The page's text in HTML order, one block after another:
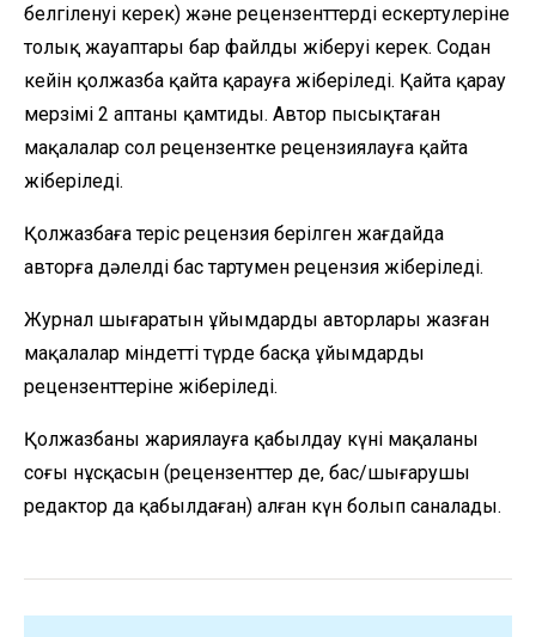
белгіленуі керек) және рецензенттердің ескертулеріне
толық жауаптары бар файлды жіберуі керек. Содан
кейін қолжазба қайта қарауға жіберіледі. Қайта қарау
мерзімі 2 аптаны қамтиды. Автор пысықтаған
мақалалар сол рецензентке рецензиялауға қайта
жіберіледі.
Қолжазбаға теріс рецензия берілген жағдайда
авторға дәлелді бас тартумен рецензия жіберіледі.
Журнал шығаратын ұйымдардың авторлары жазған
мақалалар міндетті түрде басқа ұйымдардың
рецензенттеріне жіберіледі.
Қолжазбаны жариялауға қабылдау күні мақаланың
соңғы нұсқасын (рецензенттер де, бас/шығарушы
редактор да қабылдаған) алған күн болып саналады.